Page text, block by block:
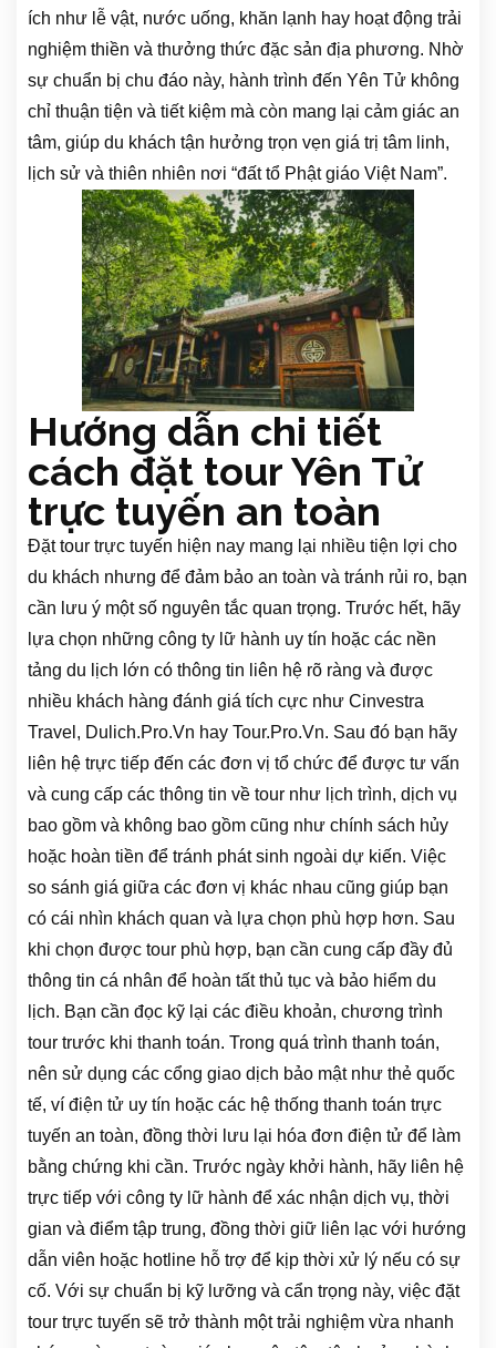
ích như lễ vật, nước uống, khăn lạnh hay hoạt động trải
nghiệm thiền và thưởng thức đặc sản địa phương. Nhờ
sự chuẩn bị chu đáo này, hành trình đến Yên Tử không
chỉ thuận tiện và tiết kiệm mà còn mang lại cảm giác an
tâm, giúp du khách tận hưởng trọn vẹn giá trị tâm linh,
lịch sử và thiên nhiên nơi “đất tổ Phật giáo Việt Nam”.
Hướng dẫn chi tiết
cách đặt tour Yên Tử
trực tuyến an toàn
Đặt tour trực tuyến hiện nay mang lại nhiều tiện lợi cho
du khách nhưng để đảm bảo an toàn và tránh rủi ro, bạn
cần lưu ý một số nguyên tắc quan trọng. Trước hết, hãy
lựa chọn những công ty lữ hành uy tín hoặc các nền
tảng du lịch lớn có thông tin liên hệ rõ ràng và được
nhiều khách hàng đánh giá tích cực như Cinvestra
Travel, Dulich.Pro.Vn hay Tour.Pro.Vn. Sau đó bạn hãy
liên hệ trực tiếp đến các đơn vị tổ chức để được tư vấn
và cung cấp các thông tin về tour như lịch trình, dịch vụ
bao gồm và không bao gồm cũng như chính sách hủy
hoặc hoàn tiền để tránh phát sinh ngoài dự kiến. Việc
so sánh giá giữa các đơn vị khác nhau cũng giúp bạn
có cái nhìn khách quan và lựa chọn phù hợp hơn. Sau
khi chọn được tour phù hợp, bạn cần cung cấp đầy đủ
thông tin cá nhân để hoàn tất thủ tục và bảo hiểm du
lịch. Bạn cần đọc kỹ lại các điều khoản, chương trình
tour trước khi thanh toán. Trong quá trình thanh toán,
nên sử dụng các cổng giao dịch bảo mật như thẻ quốc
tế, ví điện tử uy tín hoặc các hệ thống thanh toán trực
tuyến an toàn, đồng thời lưu lại hóa đơn điện tử để làm
bằng chứng khi cần. Trước ngày khởi hành, hãy liên hệ
trực tiếp với công ty lữ hành để xác nhận dịch vụ, thời
gian và điểm tập trung, đồng thời giữ liên lạc với hướng
dẫn viên hoặc hotline hỗ trợ để kịp thời xử lý nếu có sự
cố. Với sự chuẩn bị kỹ lưỡng và cẩn trọng này, việc đặt
tour trực tuyến sẽ trở thành một trải nghiệm vừa nhanh